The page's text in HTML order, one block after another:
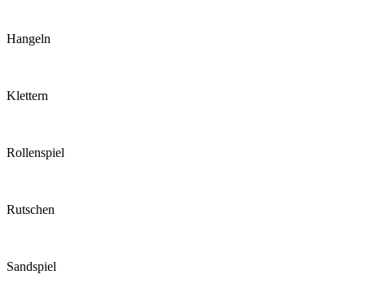
Hangeln
Klettern
Rollenspiel
Rutschen
Sandspiel